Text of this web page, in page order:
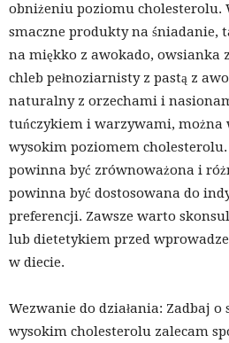
obniżeniu poziomu cholesterolu.
smaczne produkty na śniadanie,
na miękko z awokado, owsianka
chleb pełnoziarnisty z pastą z
naturalny z orzechami i
tuńczykiem i warzywami, można
wysokim poziomem cholesterolu.
powinna być zrównoważona i
powinna być dostosowana do
preferencji. Zawsze warto
lub dietetykiem przed
w diecie.
Wezwanie do działania: Zadbaj
wysokim cholesterolu zalecam